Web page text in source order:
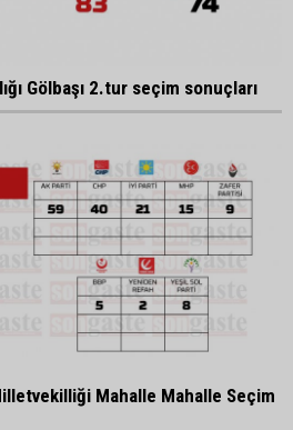
Gölbaşı 2.tur seçim sonuçları
Mahalle Mahalle Seçim